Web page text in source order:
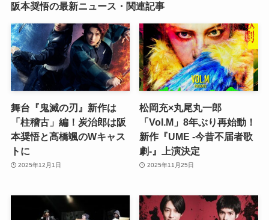
阪本奨悟の最新ニュース・関連記事
舞台『鬼滅の刃』新作は
「柱稽古」編！炭治郎は阪
本奨悟と髙橋颯のWキャス
トに
2025年12月1日
松岡充×丸尾丸一郎
「Vol.M」8年ぶり再始動！
新作『UME -今昔不届者歌
劇-』上演決定
2025年11月25日